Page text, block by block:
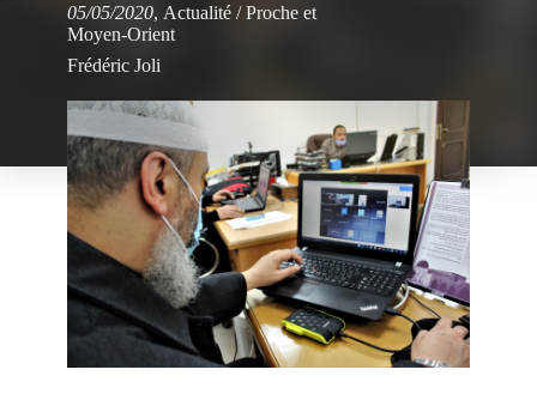
05/05/2020, Actualité /Proche et
Moyen-Orient
Frédéric Joli